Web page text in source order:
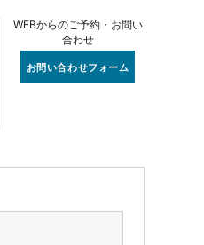
WEBからのご予約・お問い
合わせ
お問い合わせフォーム